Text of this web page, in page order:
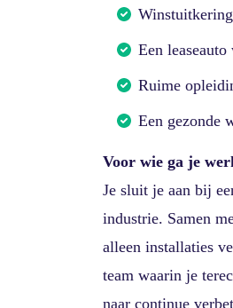
Een
Ruime
Een gezonde
Voor wie ga je
Je sluit je aan bij
industrie. Samen
alleen installaties
team waarin je
naar continue